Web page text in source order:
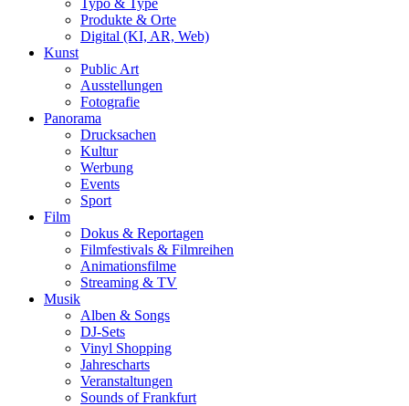
Typo & Type
Produkte & Orte
Digital (KI, AR, Web)
Kunst
Public Art
Ausstellungen
Fotografie
Panorama
Drucksachen
Kultur
Werbung
Events
Sport
Film
Dokus & Reportagen
Filmfestivals & Filmreihen
Animationsfilme
Streaming & TV
Musik
Alben & Songs
DJ-Sets
Vinyl Shopping
Jahrescharts
Veranstaltungen
Sounds of Frankfurt